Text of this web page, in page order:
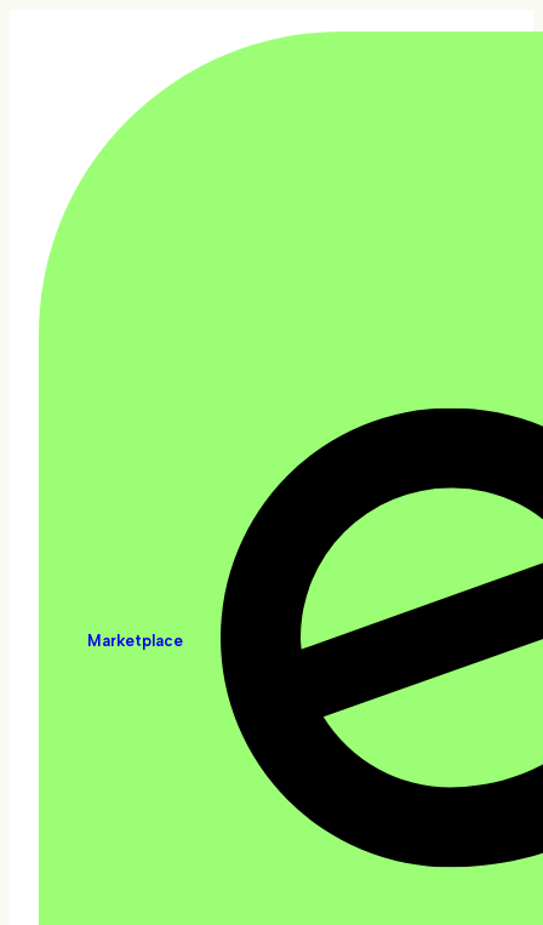
Marketplace